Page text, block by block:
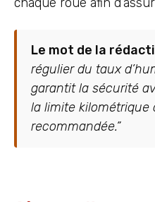
Le mot de la
régulier du taux
garantit la sécurité
la limite kilométrique
recommandée.”